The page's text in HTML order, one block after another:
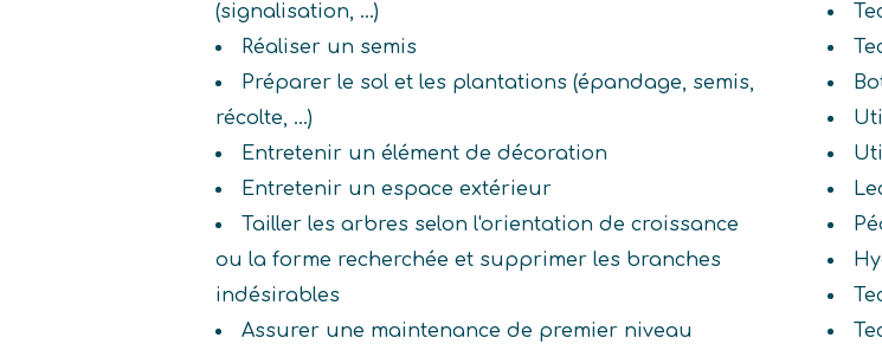
(signalisation, ...)
Réaliser un semis
Préparer le sol et les plantations (épandage, semis,
récolte, ...)
Entretenir un élément de décoration
Entretenir un espace extérieur
Tailler les arbres selon l'orientation de croissance
ou la forme recherchée et supprimer les branches
indésirables
Assurer une maintenance de premier niveau